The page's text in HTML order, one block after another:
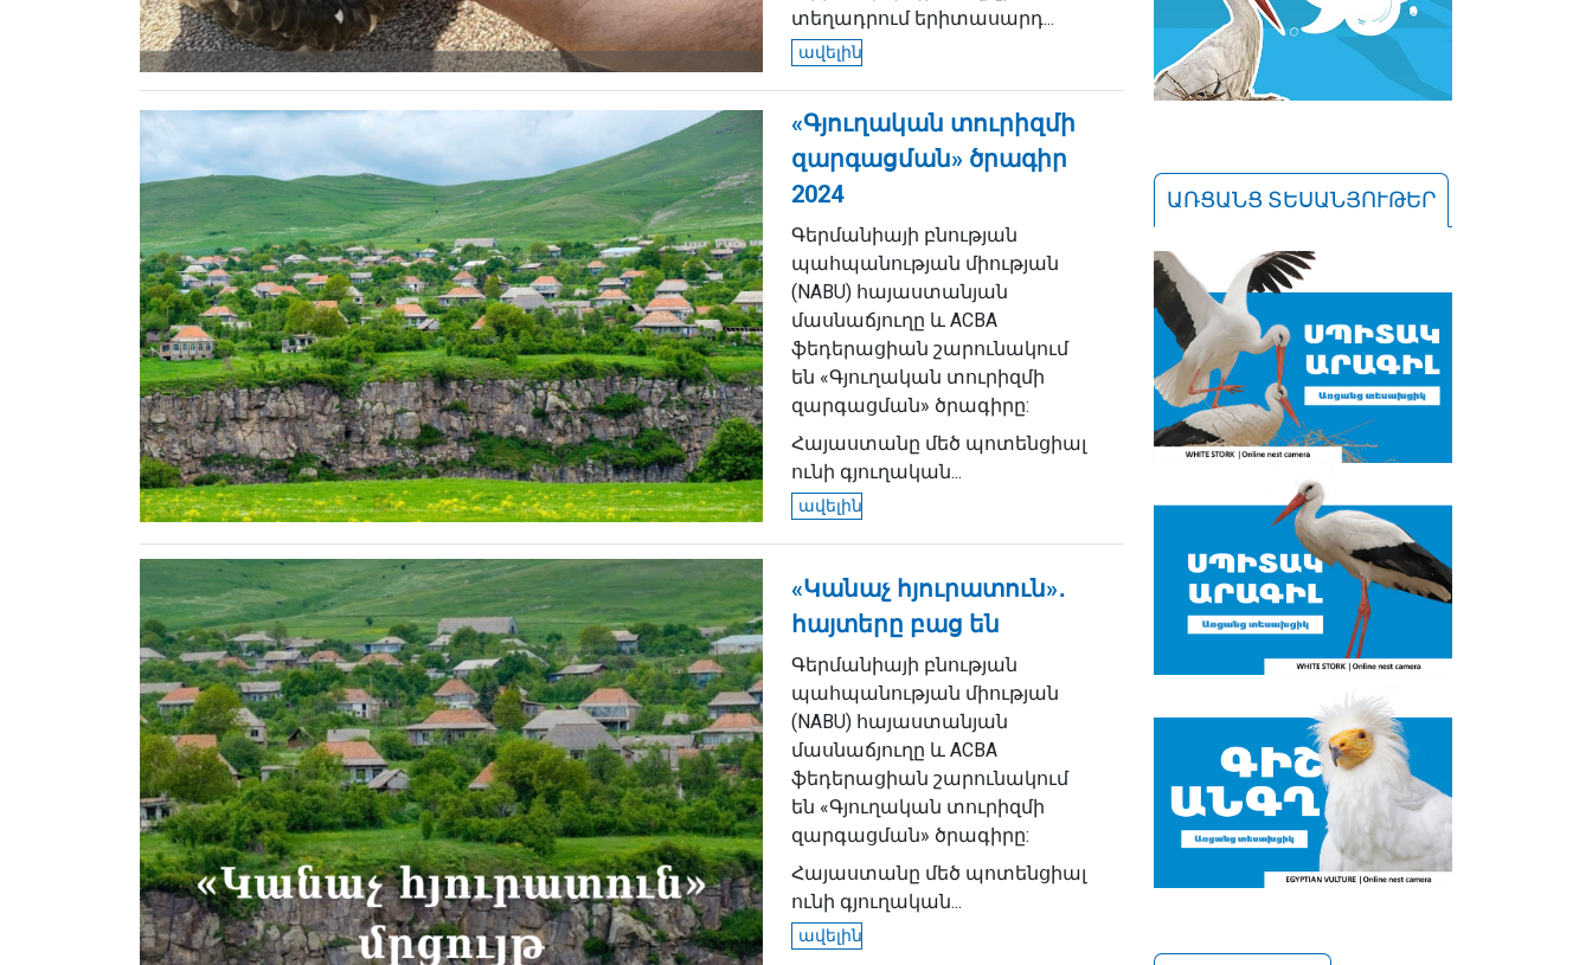
տեղադրում երիտասարդ...
ավելին
«Գյուղական տուրիզմի
զարգացման» ծրագիր
2024
Գերմանիայի բնության
պահպանության միության
(NABU) հայաստանյան
մասնաճյուղը և ACBA
ֆեդերացիան շարունակում
են «Գյուղական տուրիզմի
զարգացման» ծրագիրը:
Հայաստանը մեծ պոտենցիալ
ունի գյուղական...
ավելին
«Կանաչ հյուրատուն»․
հայտերը բաց են
Գերմանիայի բնության
պահպանության միության
(NABU) հայաստանյան
մասնաճյուղը և ACBA
ֆեդերացիան շարունակում
են «Գյուղական տուրիզմի
զարգացման» ծրագիրը:
Հայաստանը մեծ պոտենցիալ
ունի գյուղական...
ավելին
ԱՌՑԱՆՑ ՏԵՍԱՆՅՈՒԹԵՐ